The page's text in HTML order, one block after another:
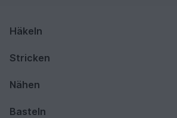
Häkeln
Stricken
Nähen
Basteln